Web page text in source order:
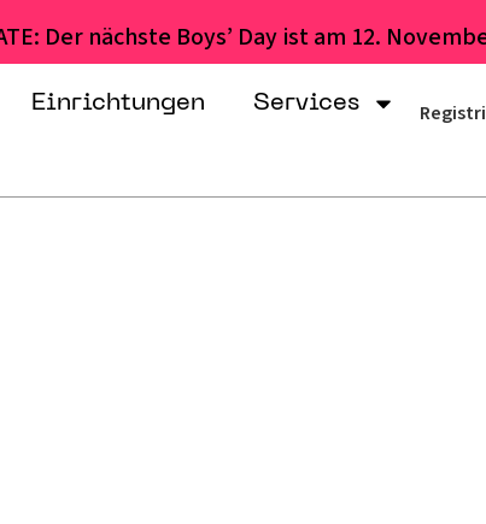
Der nächste Boys’ Day ist am 12.
Einrichtungen Services